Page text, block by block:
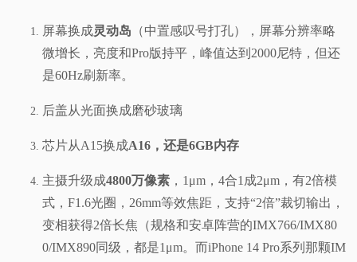
屏幕换成灵动岛 （中置感叹号打孔），屏幕分辨率略
微增长，亮度和Pro版持平，峰值达到2000尼特，但还
是60Hz刷新率。
后盖从光面换成磨砂玻璃
芯片从A15换成A16，还是6GB内存
主摄升级成4800万像素 ，1μm，4合1成2μm，有2倍模
式，F1.6光圈，26mm等效焦距，支持“2倍”裁切输出，
变相获得2倍长焦（规格和安卓阵营的IMX766/IMX80
0/IMX890同级，都是1μm。而iPhone 14 Pro系列那颗IM